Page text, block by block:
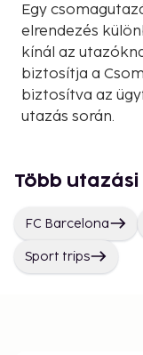
Egy
elrendezés
kínál az
biztosítja a
biztosítva az
utazás során.
Több
FC Barcelona
Sport trips